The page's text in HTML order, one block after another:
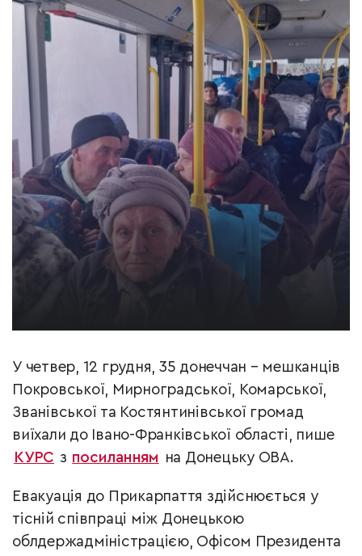
У четвер, 12 грудня, 35 донеччан – мешканців
Покровської, Мирноградської, Комарської,
Званівської та Костянтинівської громад
виїхали до Івано-Франківської області, пише
КУРС з посиланням на Донецьку ОВА.
Евакуація до Прикарпаття здійснюється у
тісній співпраці між Донецькою
облдержадміністрацією, Офісом Президента